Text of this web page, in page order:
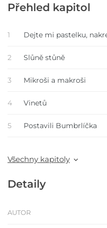
Přehled kapitol
1 Dejte mi pastelku,
2 Slůně stůně
3 Mikroši a makroši
4 Vinetů
5 Postavili Bumbrlíčka
Všechny kapitoly
Detaily
AUTOR